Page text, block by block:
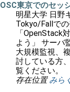
OSC東京でのセッ
明星大学 日野
Tokyo/Fallでの
「OpenStack
よう」 サーバ
大規模監視、
討している方
覧ください。
存在位置 みら